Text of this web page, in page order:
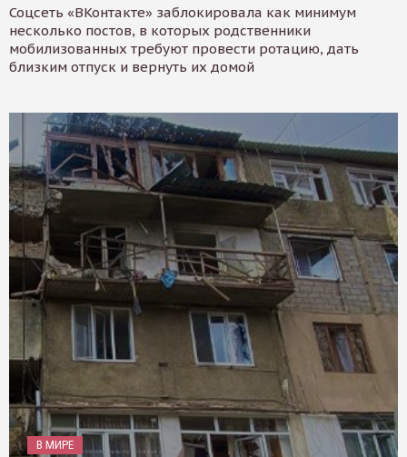
Соцсеть «ВКонтакте» заблокировала как минимум
несколько постов, в которых родственники
мобилизованных требуют провести ротацию, дать
близким отпуск и вернуть их домой
В МИРЕ